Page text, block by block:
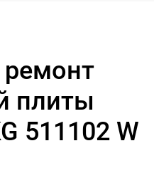
плиты
511102 W